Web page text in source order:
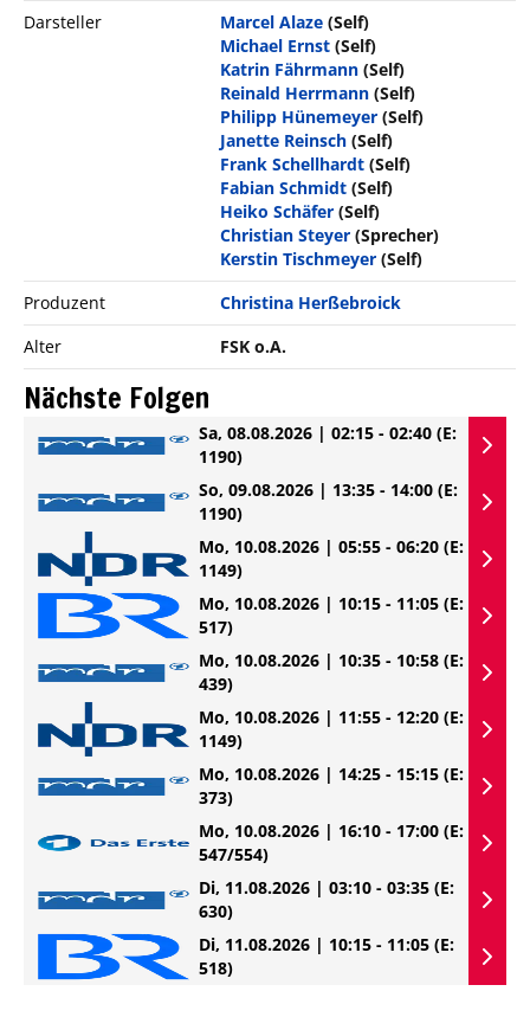
Darsteller
Marcel Alaze (Self)
Michael Ernst (Self)
Katrin Fährmann (Self)
Reinald Herrmann (Self)
Philipp Hünemeyer (Self)
Janette Reinsch (Self)
Frank Schellhardt (Self)
Fabian Schmidt (Self)
Heiko Schäfer (Self)
Christian Steyer (Sprecher)
Kerstin Tischmeyer (Self)
Produzent
Christina Herßebroick
Alter
FSK o.A.
Nächste Folgen
Sa, 08.08.2026 | 02:15 - 02:40 (E:
1190)
So, 09.08.2026 | 13:35 - 14:00 (E:
1190)
Mo, 10.08.2026 | 05:55 - 06:20 (E:
1149)
Mo, 10.08.2026 | 10:15 - 11:05 (E:
517)
Mo, 10.08.2026 | 10:35 - 10:58 (E:
439)
Mo, 10.08.2026 | 11:55 - 12:20 (E:
1149)
Mo, 10.08.2026 | 14:25 - 15:15 (E:
373)
Mo, 10.08.2026 | 16:10 - 17:00 (E:
547/554)
Di, 11.08.2026 | 03:10 - 03:35 (E:
630)
Di, 11.08.2026 | 10:15 - 11:05 (E:
518)